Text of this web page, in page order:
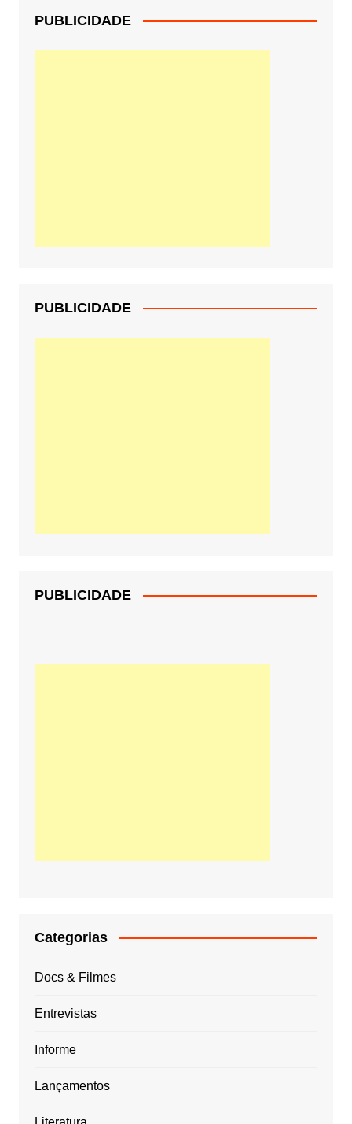
PUBLICIDADE
PUBLICIDADE
PUBLICIDADE
Categorias
Docs & Filmes
Entrevistas
Informe
Lançamentos